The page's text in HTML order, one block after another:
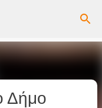
Δήμο